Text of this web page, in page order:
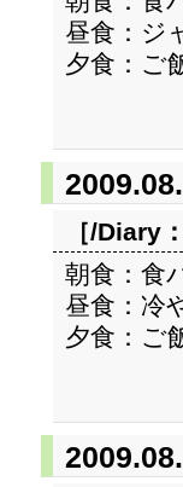
昼食：ジ
夕食：ご
［/Diary：
朝食：食
昼食：冷
夕食：ご